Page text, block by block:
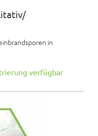
in
verfügbar